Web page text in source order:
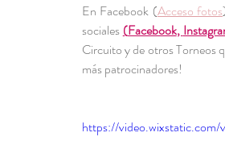
En Facebook (Acceso fotos
sociales (Facebook,
Circuito y de otros Torneos
más patrocinadores!
https://